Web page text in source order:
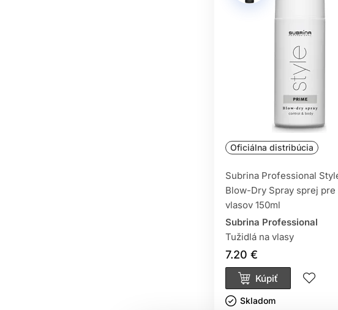
PRE KOHO SÚ
Pre profesionálnych kaderníkov a barberov, pre
pre husté, nepoddajné vlasy, pre krátke,
PREČO SI VYBRAŤ
Spoľahlivá fixácia bez zlepenia, jednoduchá
Oficiálna distribúcia
Subrina Professional
Blow-Dry Spray sprej pre
vlasov 150ml
Subrina Professional
Tužidlá na vlasy
7.20 €
Kúpiť
Skladom ㅤ